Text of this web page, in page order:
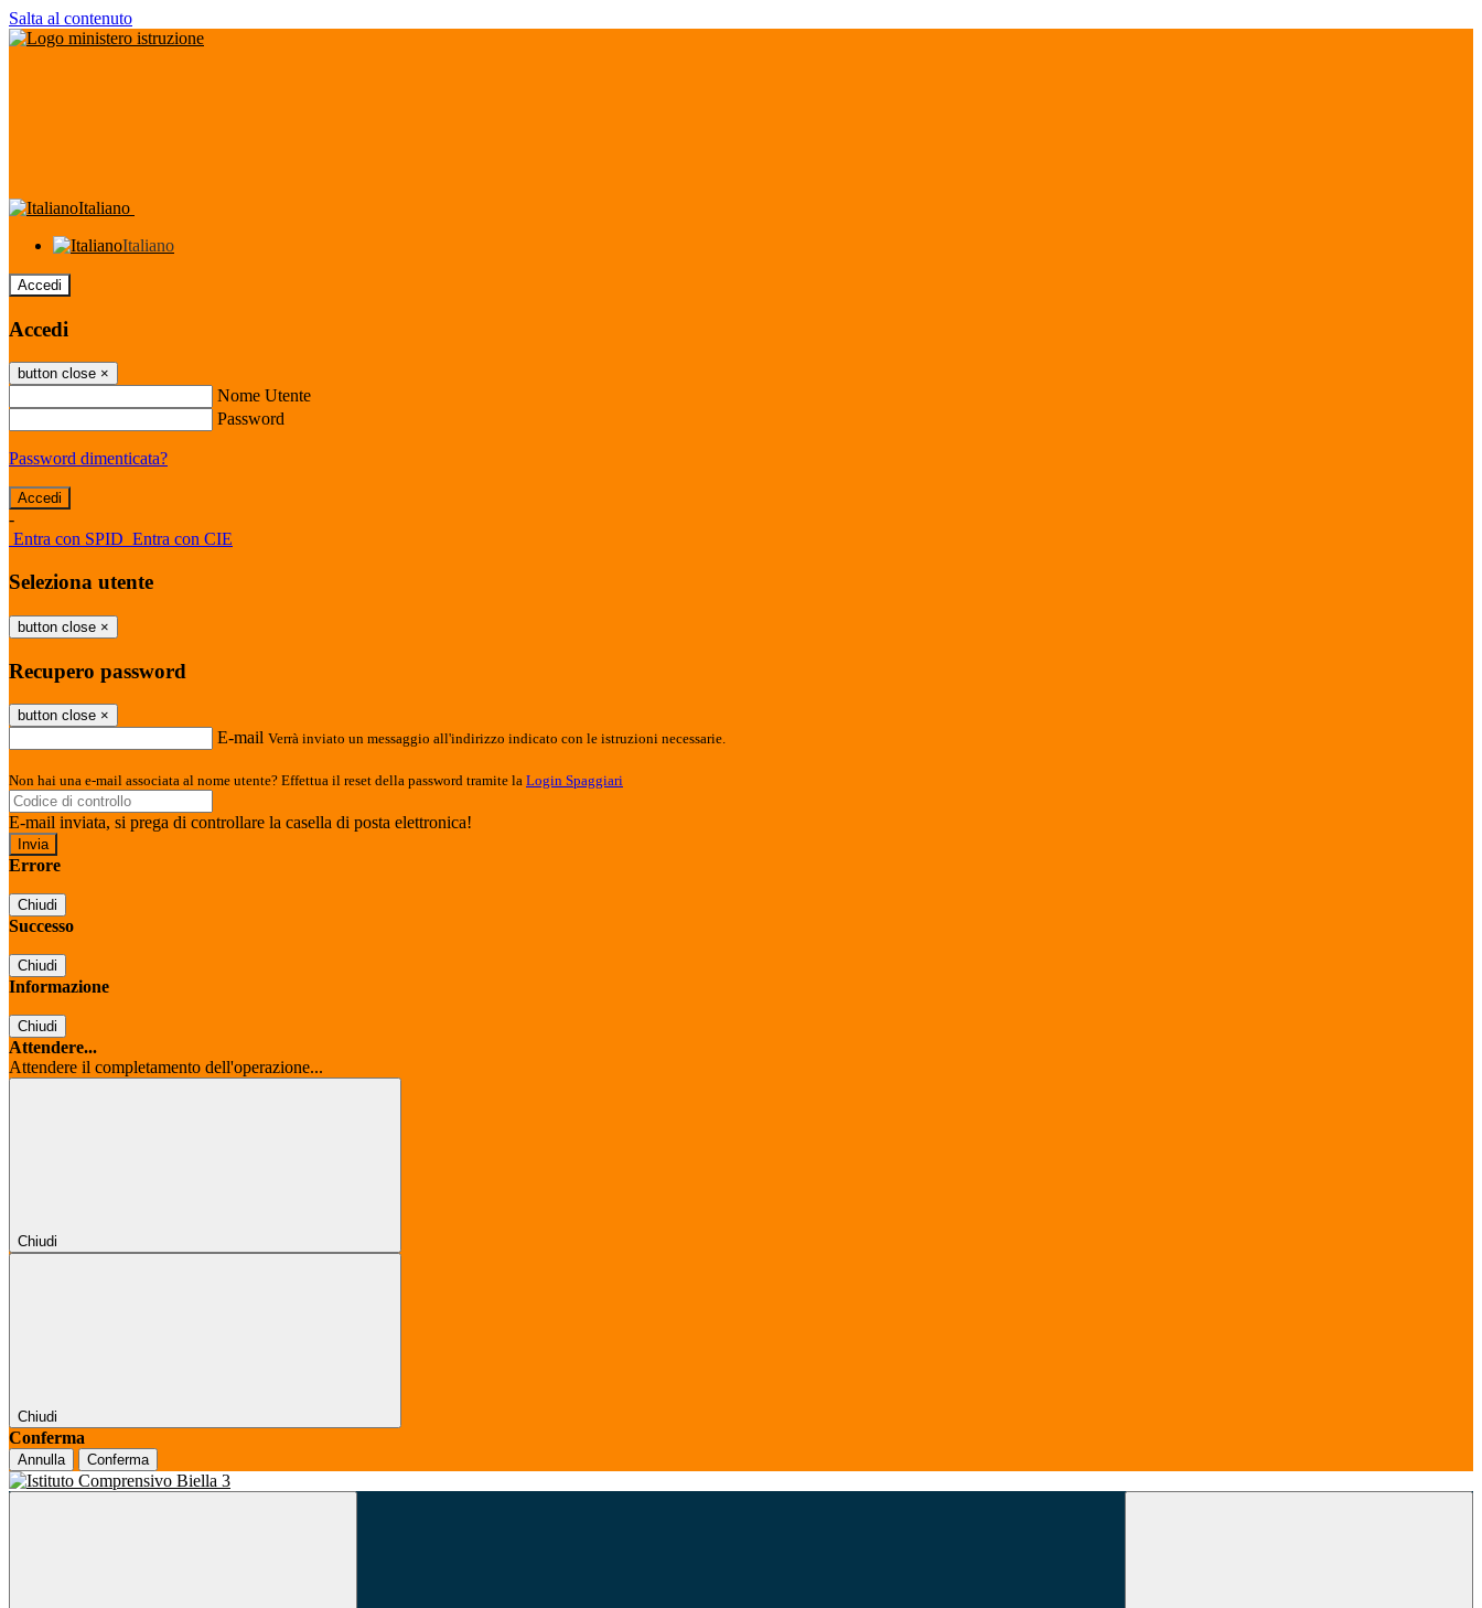
Salta al contenuto
Italiano
Italiano
Accedi
Accedi
button close ×
Nome Utente
Password
Password dimenticata?
-
Entra con SPID Entra con CIE
Seleziona utente
button close ×
Recupero password
button close ×
E-mail Verrà inviato un messaggio all'indirizzo indicato con le istruzioni necessarie.
Non hai una e-mail associata al nome utente? Effettua il reset della password tramite la Login Spaggiari
E-mail inviata, si prega di controllare la casella di posta elettronica!
Errore
Chiudi
Successo
Chiudi
Informazione
Chiudi
Attendere...
Attendere il completamento dell'operazione...
Chiudi
Chiudi
Conferma
Annulla Conferma